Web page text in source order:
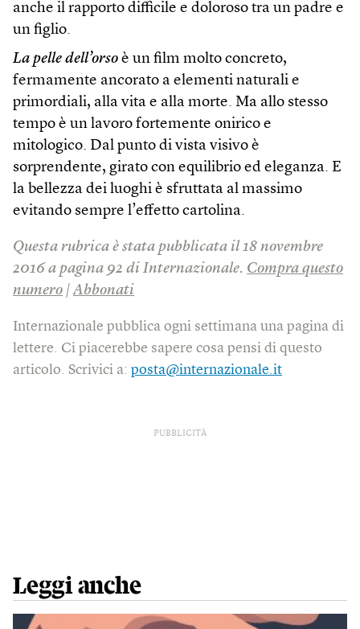
anche il rapporto difficile e doloroso tra un padre e
un figlio.
La pelle dell’orso è un film molto concreto,
fermamente ancorato a elementi naturali e
primordiali, alla vita e alla morte. Ma allo stesso
tempo è un lavoro fortemente onirico e
mitologico. Dal punto di vista visivo è
sorprendente, girato con equilibrio ed eleganza. E
la bellezza dei luoghi è sfruttata al massimo
evitando sempre l’effetto cartolina.
Questa rubrica è stata pubblicata il 18 novembre
2016 a pagina 92 di Internazionale. Compra questo
numero |Abbonati
Internazionale pubblica ogni settimana una pagina di
lettere. Ci piacerebbe sapere cosa pensi di questo
articolo. Scrivici a: posta@internazionale.it
PUBBLICITÀ
Leggi anche